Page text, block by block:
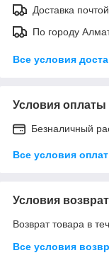
Доставка почтой
По городу
Все условия
Условия оплаты
Безналичный
Все условия
Условия
Возврат товара в
Все условия